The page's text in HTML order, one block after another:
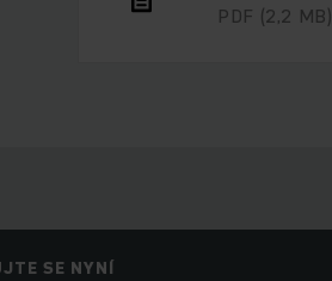
PDF (2,2 MB)
SE NYNÍ